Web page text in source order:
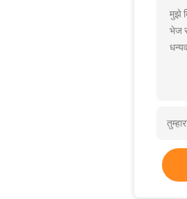
मुझे
भेज